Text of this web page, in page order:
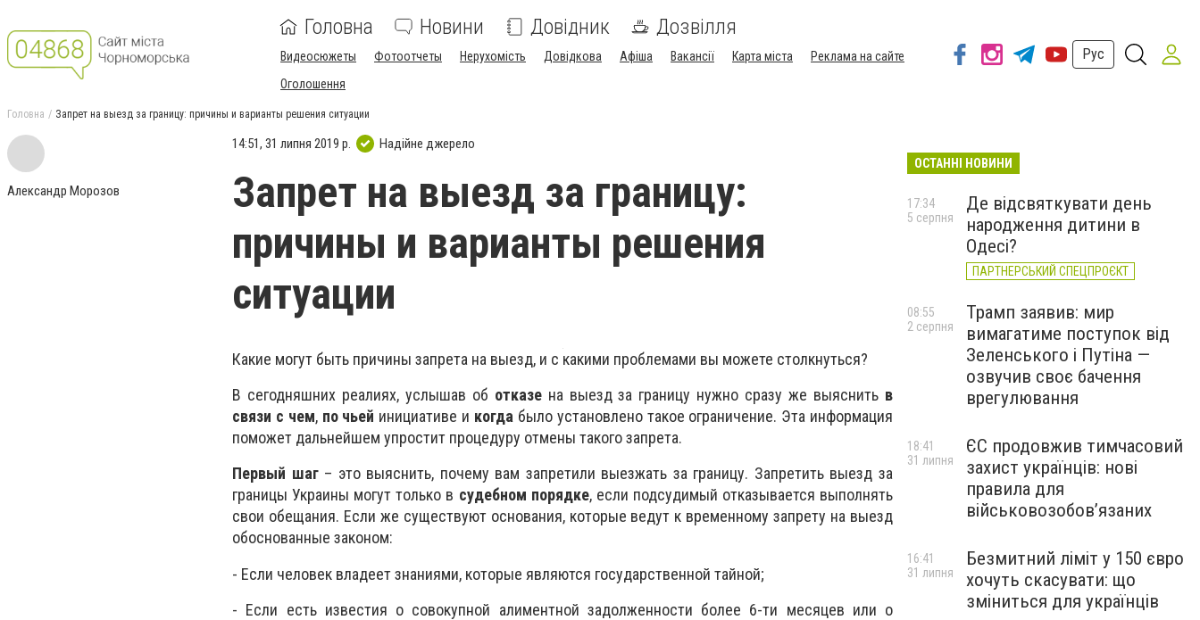
Головна Новини Довідник Дозвілля
Видеосюжеты Фотоотчеты Нерухомість Довідкова Афіша Вакансії Карта міста
Реклама на сайте
Оголошення
Рус
Головна Запрет на выезд за границу: причины и варианты решения ситуации
Александр Морозов
14:51, 31 липня 2019 р. Надійне джерело
Запрет на выезд за границу:
причины и варианты решения
ситуации
Какие могут быть причины запрета на выезд, и с какими проблемами вы можете столкнуться?
В сегодняшних реалиях, услышав об отказена выезд за границу нужно сразу же выяснить в
связи с чем, по чьей инициативе и когда было установлено такое ограничение. Эта информация
поможет дальнейшем упростит процедуру отмены такого запрета.
Первый шаг– это выяснить, почему вам запретили выезжать за границу. Запретить выезд за
границы Украины могут только в судебном порядке, если подсудимый отказывается выполнять
свои обещания. Если же существуют основания, которые ведут к временному запрету на выезд
обоснованные законом:
- Если человек владеет знаниями, которые являются государственной тайной;
- Если есть известия о совокупной алиментной задолженности более 6-ти месяцев или о
ОСТАННІ НОВИНИ
Де відсвяткувати день
народження дитини в
Одесі?
ПАРТНЕРСЬКИЙ СПЕЦПРОЄКТ
17:34
5 серпня
Трамп заявив: мир
вимагатиме поступок від
Зеленського і Путіна —
озвучив своє бачення
врегулювання
08:55
2 серпня
ЄС продовжив тимчасовий
захист українців: нові
правила для
військовозобов’язаних
18:41
31 липня
Безмитний ліміт у 150 євро
хочуть скасувати: що
зміниться для українців
16:41
31 липня